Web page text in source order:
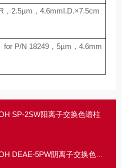
， 2.5µm ， 4.6mmI.D.×7.5cm
for P/N 18249， 5µm ，4.6mm
SP-2SW阳离子交换色谱柱
DEAE-5PW阴离子交换色谱柱